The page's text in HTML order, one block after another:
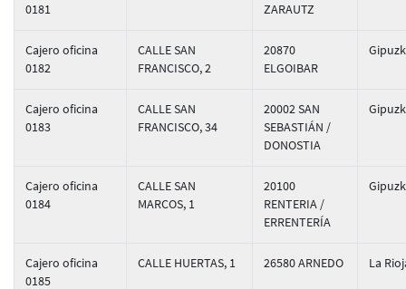
0181
ZARAUTZ
Cajero oficina
0182
CALLE SAN
FRANCISCO, 2
20870
ELGOIBAR
Cajero oficina
0183
CALLE SAN
FRANCISCO, 34
20002 SAN
SEBASTIÁN /
DONOSTIA
Cajero oficina
0184
CALLE SAN
MARCOS, 1
20100
RENTERIA /
ERRENTERÍA
Cajero oficina
0185
CALLE HUERTAS, 1 26580 ARNEDO La